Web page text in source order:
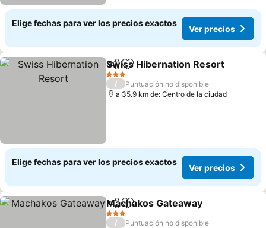
Elige fechas para ver los precios exactos
Ver precios
CompartirAgregar a favoritos
Swiss Hibernation Resort
3 Estrellas
/
Puntuación no disponible
a 35.9 km de: Centro de la ciudad
Elige fechas para ver los precios exactos
Ver precios
CompartirAgregar a favoritos
Machakos Gateaway
3 Estrellas
/
Puntuación no disponible